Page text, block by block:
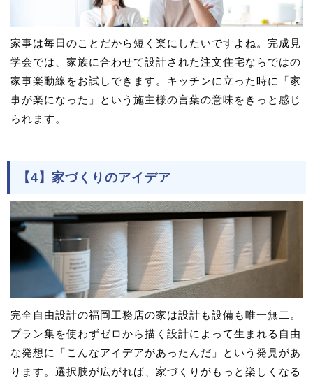
家事は毎日のことだから短く楽にしたいですよね。完成見
学会では、家族に合わせて設計された注文住宅ならではの
家事楽動線をお試しできます。キッチンに立った時に「家
事が楽になった」という施主様の言葉の意味をきっと感じ
られます。
【4】家づくりのアイデア
完全自由設計の福岡工務店の家は設計も設備も唯一無二。
プラン集を使わずゼロから描く設計によって生まれる自由
な発想に「こんなアイデアがあったんだ」という発見があ
ります。選択肢が広がれば、家づくりがもっと楽しくなる